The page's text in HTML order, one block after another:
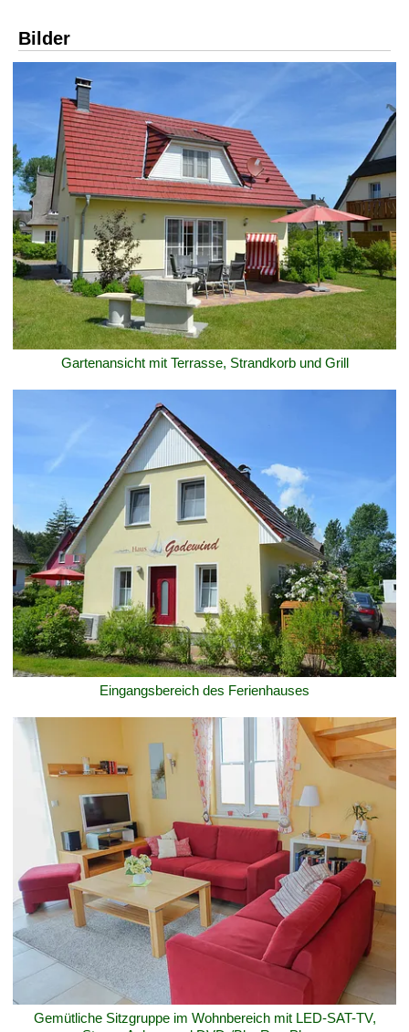
Bilder
Gartenansicht mit Terrasse, Strandkorb und Grill
Eingangsbereich des Ferienhauses
Gemütliche Sitzgruppe im Wohnbereich mit LED-SAT-TV,